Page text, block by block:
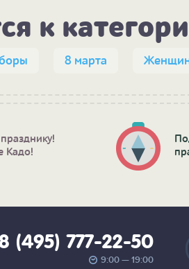
к
8 марта
Кадо!
(495) 777-22-50
9:00 — 19:00